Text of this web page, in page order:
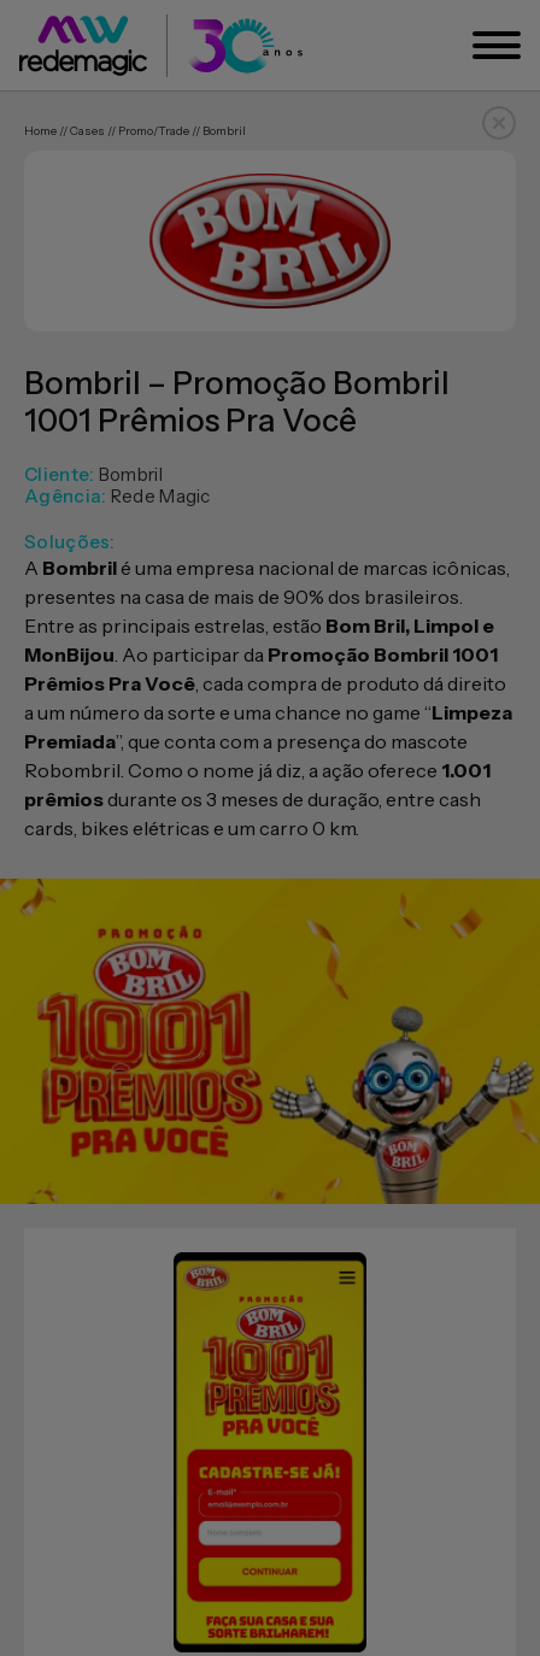
Home // Cases // Promo/trade // Bombril
Bombril – Promoção Bombril
1001 Prêmios Pra Você
Cliente: Bombril
Agência: Rede Magic
Soluções:
A Bombril é uma empresa nacional de marcas icônicas,
presentes na casa de mais de 90% dos brasileiros.
Entre as principais estrelas, estão Bom Bril, Limpol e
MonBijou. Ao participar da Promoção Bombril 1001
Prêmios Pra Você, cada compra de produto dá direito
a um número da sorte e uma chance no game “Limpeza
Premiada”, que conta com a presença do mascote
Robombril. Como o nome já diz, a ação oferece 1.001
prêmios durante os 3 meses de duração, entre cash
cards, bikes elétricas e um carro 0 km.